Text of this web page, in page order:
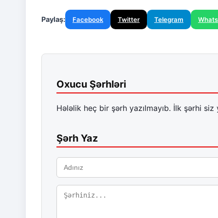
Paylaş: Facebook Twitter Telegram
Oxucu Şərhləri
Hələlik heç bir şərh yazılmayıb. İlk şərhi siz
Şərh Yaz